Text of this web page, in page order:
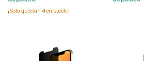
¡Solo quedan 4en stock!